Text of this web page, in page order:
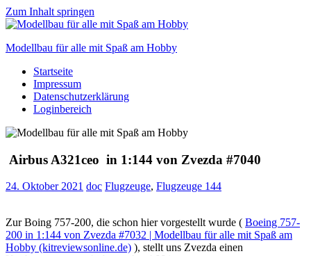
Zum Inhalt springen
Modellbau für alle mit Spaß am Hobby
Scale
modelling
to
Startseite
Impressum
Datenschutzerklärung
Loginbereich
Airbus A321ceo in 1:144 von Zvezda #7040
24. Oktober 2021 doc Flugzeuge, Flugzeuge 144
Zur Boing 757-200, die schon hier vorgestellt wurde ( Boeing 757-
200 in 1:144 von Zvezda #7032 | Modellbau für alle mit Spaß am
Hobby (kitreviewsonline.de) ), stellt uns Zvezda einen